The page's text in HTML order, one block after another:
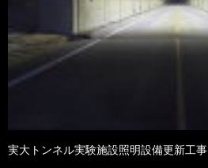
実大トンネル実験施設照明設備更新工事